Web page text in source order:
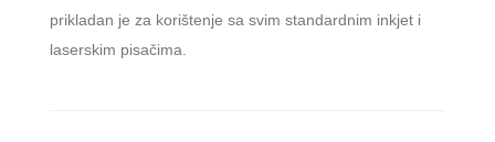
prikladan je za korištenje sa svim standardnim inkjet i
laserskim pisačima.